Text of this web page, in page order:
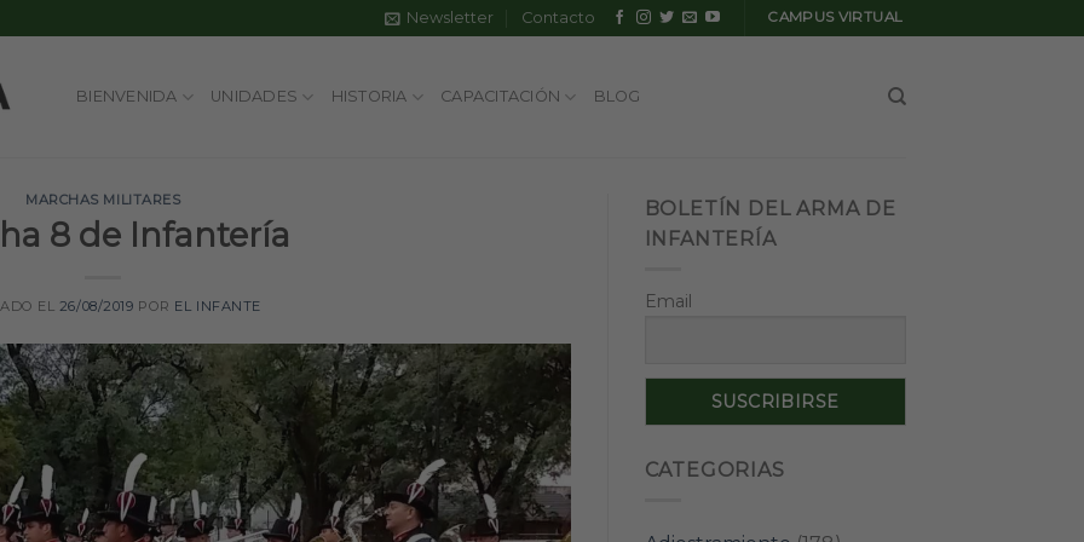
Newsletter Contacto CAMPUS VIRTUAL
BIENVENIDA UNIDADES HISTORIA CAPACITACIÓN BLOG
MARCHAS MILITARES
8 de Infantería
EL 26/08/2019 POR EL INFANTE
BOLETÍN DEL ARMA DE
INFANTERÍA
Email
CATEGORIAS